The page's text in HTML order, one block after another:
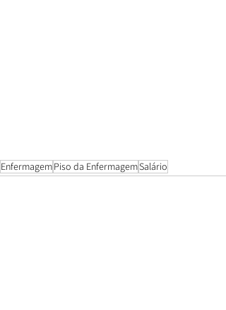
EnfermagemPiso da EnfermagemSalário